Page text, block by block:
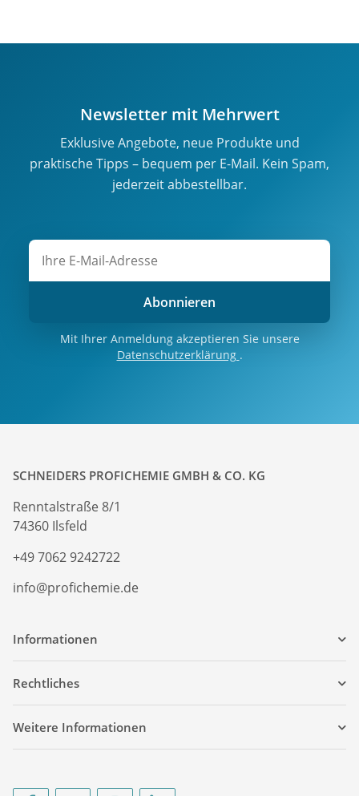
Newsletter mit Mehrwert
Exklusive Angebote, neue Produkte und
praktische Tipps – bequem per E-Mail. Kein Spam,
jederzeit abbestellbar.
Abonnieren
Mit Ihrer Anmeldung akzeptieren Sie unsere
Datenschutzerklärung .
SCHNEIDERS PROFICHEMIE GMBH & CO. KG
Renntalstraße 8/1
74360 Ilsfeld
+49 7062 9242722
info@profichemie.de
Informationen
Rechtliches
Weitere Informationen